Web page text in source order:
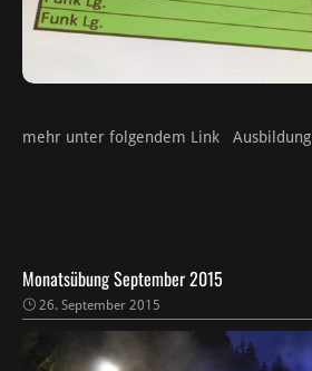
mehr unter folgendem Link Ausbildung
Monatsübung September 2015
26. September 2015